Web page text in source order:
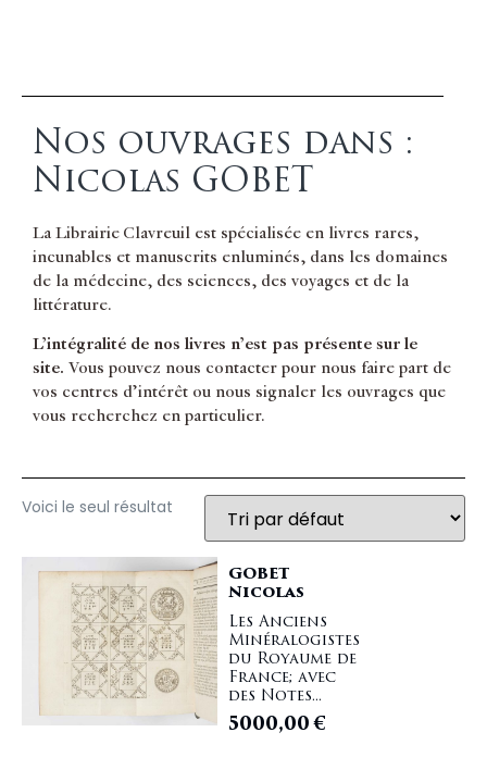
Nos ouvrages dans :
Nicolas GOBET
La Librairie Clavreuil est spécialisée en livres rares,
incunables et manuscrits enluminés, dans les domaines
de la médecine, des sciences, des voyages et de la
littérature.
L’intégralité de nos livres n’est pas présente sur le
site. Vous pouvez nous contacter pour nous faire part de
vos centres d’intérêt ou nous signaler les ouvrages que
vous recherchez en particulier.
Voici le seul résultat
GOBET
Nicolas
Les Anciens
Minéralogistes
du Royaume de
France; avec
des Notes...
5000,00€